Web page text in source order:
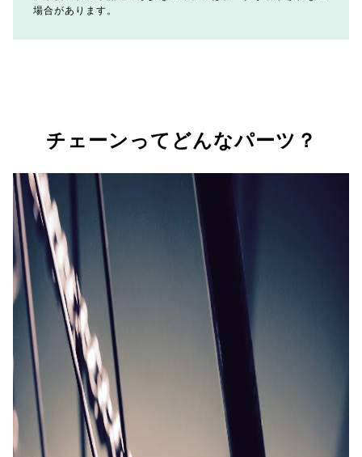
場合があります。
チェーンってどんなパーツ？